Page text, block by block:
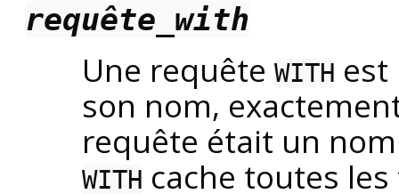
requête_with
Une requête WITH est
son nom,
requête était un
WITH cache toutes